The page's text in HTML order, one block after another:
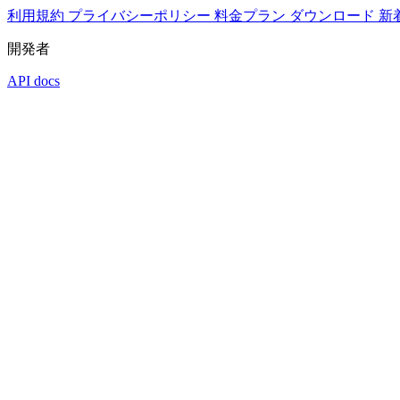
利用規約 プライバシーポリシー 料金プラン ダウンロード 新
開発者
API docs